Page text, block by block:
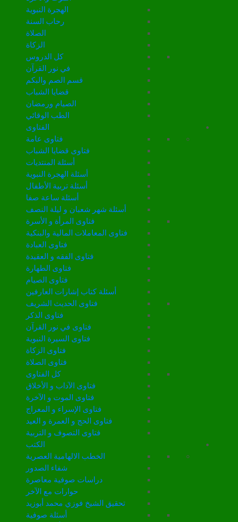
الهجرة النبوية
رحاب السنة
الصلاة
الزكاة
كل الدروس
في نور القرآن
قسم الصم والبكم
قضايا الشباب
الصيام ورمضان
الطب الوقائي
الفتاوى
فتاوى عامة
فتاوى قضايا الشباب
أسئلة المنتديات
أسئلة الهجرة النبوية
أسئلة تربية الأطفال
أسئلة ساعة صفا
أسئلة شهر شعبان و ليلة النصف
فتاوى المرأة و الأسرة
فتاوى المعاملات المالية والبنكية
فتاوى العبادة
فتاوى الفقه و العقيدة
فتاوى الطهارة
فتاوى الصيام
أسئلة كتاب إشارات العارفين
فتاوى الحديث الشريف
فتاوى الذكر
فتاوى في نور القرآن
فتاوى السيرة النبوية
فتاوى الزكاة
فتاوى الصلاة
كل الفتاوى
فتاوى الآداب و الأخلاق
فتاوى الموت و الآخرة
فتاوى الإسراء و المعراج
فتاوى الحج و العمرة و العيد
فتاوى التصوف و التربية
الكتب
الخطب الالهامية العصرية
شفاء الصدور
دراسات صوفية معاصرة
حوارات مع الآخر
تحقيق الشيخ فوزي محمد أبوزيد
أسئلة صوفية